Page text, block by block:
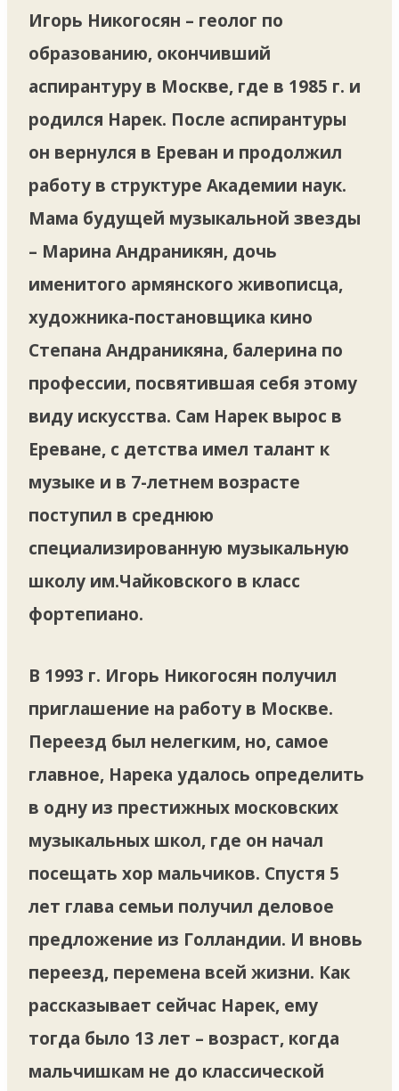
Игорь Никогосян – геолог по
образованию, окончивший
аспирантуру в Москве, где в 1985 г. и
родился Нарек. После аспирантуры
он вернулся в Ереван и продолжил
работу в структуре Академии наук.
Мама будущей музыкальной звезды
– Марина Андраникян, дочь
именитого армянского живописца,
художника-постановщика кино
Степана Андраникяна, балерина по
профессии, посвятившая себя этому
виду искусства. Сам Нарек вырос в
Ереване, с детства имел талант к
музыке и в 7-летнем возрасте
поступил в среднюю
специализированную музыкальную
школу им.Чайковского в класс
фортепиано.
В 1993 г. Игорь Никогосян получил
приглашение на работу в Москве.
Переезд был нелегким, но, самое
главное, Нарека удалось определить
в одну из престижных московских
музыкальных школ, где он начал
посещать хор мальчиков. Спустя 5
лет глава семьи получил деловое
предложение из Голландии. И вновь
переезд, перемена всей жизни. Как
рассказывает сейчас Нарек, ему
тогда было 13 лет – возраст, когда
мальчишкам не до классической